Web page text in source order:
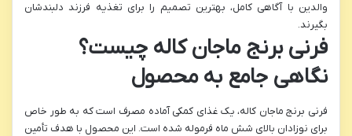
والدین با آگاهی کامل، بهترین تصمیم را برای تغذیه فرزند دلبندشان
بگیرند.
فرنی برنج ماجان کاله چیست؟
نگاهی جامع به محصول
فرنی برنج ماجان کاله، یک غذای کمکی آماده مصرف است که به طور خاص
برای نوزادان بالای شش ماه فرموله شده است. این محصول با هدف تأمین